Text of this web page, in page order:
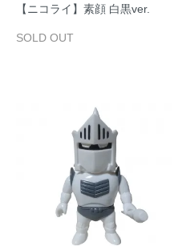
【ニコライ】素顔 白黒ver.
SOLD OUT